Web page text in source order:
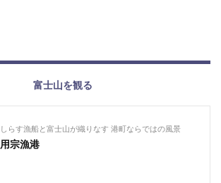
富士山を観る
しらす漁船と富士山が織りなす 港町ならではの風景
用宗漁港